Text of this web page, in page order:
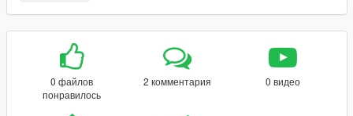
0 файлов
понравилось
2 комментария 0 видео